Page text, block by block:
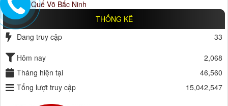
Nội
Taxi Quế Võ Bắc Ninh
THỐNG KÊ
Đang truy cập
33
Hôm nay
2,068
Tháng hiện tại
46,560
Tổng lượt truy cập
15,042,547